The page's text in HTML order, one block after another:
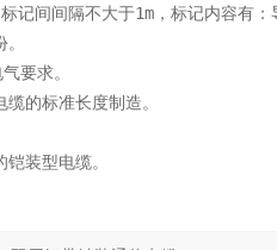
间间隔不大于1m，标记内容有：
要求。
的标准长度制造。
装型电缆。